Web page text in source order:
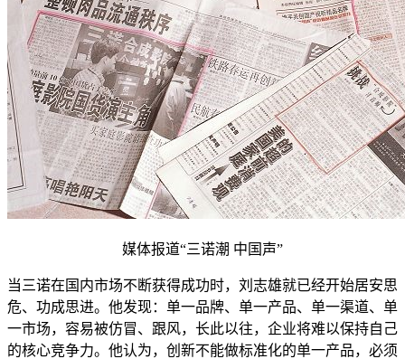
媒体报道“三诺潮 中国声”
当三诺在国内市场不断获得成功时，刘志雄就已经开始居安思
危、功成思进。他发现：单一品牌、单一产品、单一渠道、单
一市场，容易被仿冒、跟风，长此以往，企业将难以保持自己
的核心竞争力。他认为，创新不能做标准化的单一产品，必须